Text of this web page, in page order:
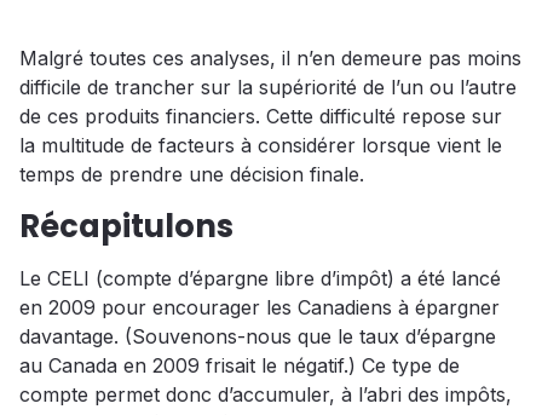
Malgré toutes ces analyses, il n’en demeure pas moins
difficile de trancher sur la supériorité de l’un ou l’autre
de ces produits financiers. Cette difficulté repose sur
la multitude de facteurs à considérer lorsque vient le
temps de prendre une décision finale.
Récapitulons
Le CELI (compte d’épargne libre d’impôt) a été lancé
en 2009 pour encourager les Canadiens à épargner
davantage. (Souvenons-nous que le taux d’épargne
au Canada en 2009 frisait le négatif.) Ce type de
compte permet donc d’accumuler, à l’abri des impôts,